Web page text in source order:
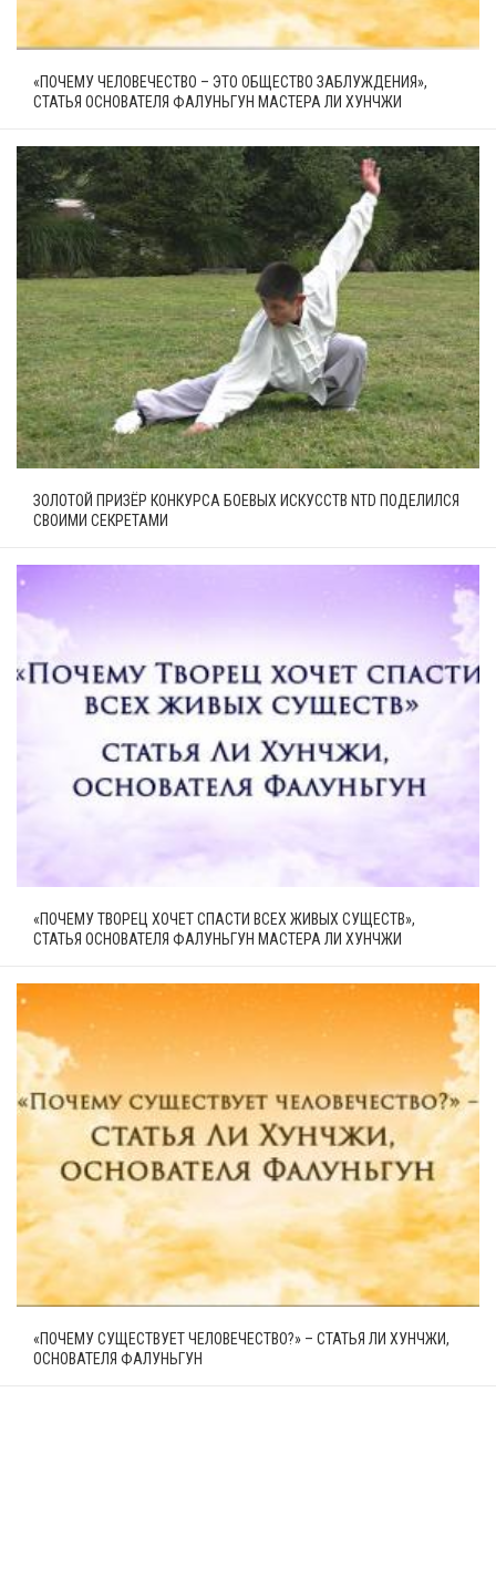
«ПОЧЕМУ ЧЕЛОВЕЧЕСТВО – ЭТО ОБЩЕСТВО ЗАБЛУЖДЕНИЯ»,
СТАТЬЯ ОСНОВАТЕЛЯ ФАЛУНЬГУН МАСТЕРА ЛИ ХУНЧЖИ
ЗОЛОТОЙ ПРИЗЁР КОНКУРСА БОЕВЫХ ИСКУССТВ NTD ПОДЕЛИЛСЯ
СВОИМИ СЕКРЕТАМИ
«ПОЧЕМУ ТВОРЕЦ ХОЧЕТ СПАСТИ ВСЕХ ЖИВЫХ СУЩЕСТВ»,
СТАТЬЯ ОСНОВАТЕЛЯ ФАЛУНЬГУН МАСТЕРА ЛИ ХУНЧЖИ
«ПОЧЕМУ СУЩЕСТВУЕТ ЧЕЛОВЕЧЕСТВО?» – СТАТЬЯ ЛИ ХУНЧЖИ,
ОСНОВАТЕЛЯ ФАЛУНЬГУН